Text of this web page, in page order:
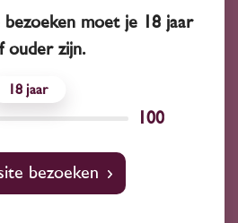
28 50
moet je 18 jaar
ouder zijn.
18
100
bezoeken